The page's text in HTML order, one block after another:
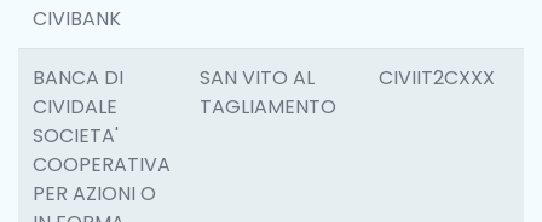
CIVIBANK
BANCA DI
CIVIDALE
SOCIETA'
COOPERATIVA
PER AZIONI O
SAN VITO AL
TAGLIAMENTO
CIVIIT2CXXX